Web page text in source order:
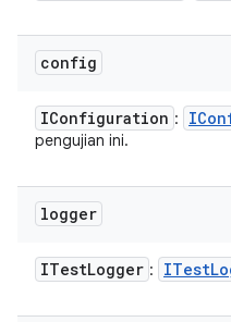
config
IConfiguration :
pengujian ini.
logger
ITestLogger : ITest